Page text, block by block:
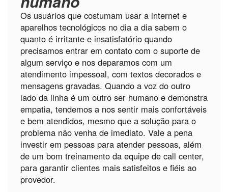
Os usuários que costumam usar a internet e
aparelhos tecnológicos no dia a dia sabem o
quanto é irritante e insatisfatório quando
precisamos entrar em contato com o suporte de
algum serviço e nos deparamos com um
atendimento impessoal, com textos decorados e
mensagens gravadas. Quando a voz do outro
lado da linha é um outro ser humano e demonstra
empatia, tendemos a nos sentir mais confortáveis
e bem atendidos, mesmo que a solução para o
problema não venha de imediato. Vale a pena
investir em pessoas para atender pessoas, além
de um bom treinamento da equipe de call center,
para garantir clientes mais satisfeitos e fiéis ao
provedor.